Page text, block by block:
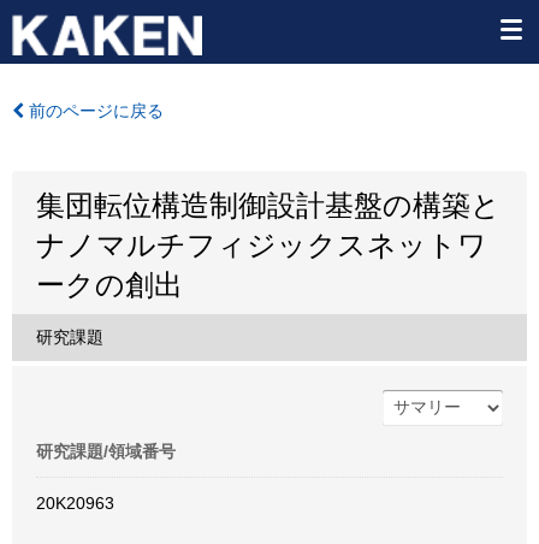
前のページに戻る
集団転位構造制御設計基盤の構築と
ナノマルチフィジックスネットワ
ークの創出
研究課題
研究課題/領域番号
20K20963